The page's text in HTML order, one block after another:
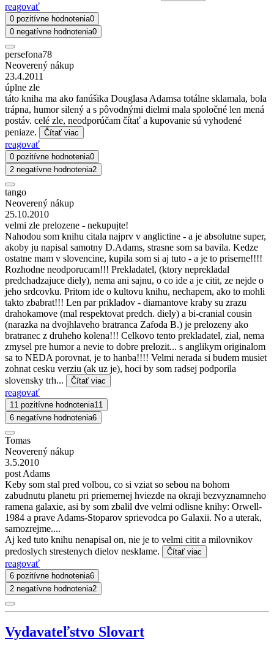
reagovať
0 pozitívne hodnotenia0
0 negatívne hodnotenia0
persefona78
Neoverený nákup
23.4.2011
úplne zle
táto kniha ma ako fanúšika Douglasa Adamsa totálne sklamala, bola
trápna, humor silený a s pôvodnými dielmi mala spoločné len mená
postáv. celé zle, neodporúčam čítať a kupovanie sú vyhodené
peniaze.
Čítať viac
reagovať
0 pozitívne hodnotenia0
2 negatívne hodnotenia2
tango
Neoverený nákup
25.10.2010
velmi zle prelozene - nekupujte!
Nahodou som knihu citala najprv v anglictine - a je absolutne super,
akoby ju napisal samotny D.Adams, strasne som sa bavila. Kedze
ostatne mam v slovencine, kupila som si aj tuto - a je to priserne!!!!
Rozhodne neodporucam!!! Prekladatel, (ktory neprekladal
predchadzajuce diely), nema ani sajnu, o co ide a je citit, ze nejde o
jeho srdcovku. Pritom ide o kultovu knihu, nechapem, ako to mohli
takto zbabrat!!! Len par prikladov - diamantove kraby su zrazu
drahokamove (mal respektovat predch. diely) a bi-cranial cousin
(narazka na dvojhlaveho bratranca Zafoda B.) je prelozeny ako
bratranec z druheho kolena!!! Celkovo tento prekladatel, zial, nema
zmysel pre humor a nevie to dobre prelozit... s anglikym originalom
sa to NEDA porovnat, je to hanba!!!! Velmi nerada si budem musiet
zohnat cesku verziu (ak uz je), hoci by som radsej podporila
slovensky trh...
Čítať viac
reagovať
11 pozitívne hodnotenia11
6 negatívne hodnotenia6
Tomas
Neoverený nákup
3.5.2010
post Adams
Keby som stal pred volbou, co si vziat so sebou na bohom
zabudnutu planetu pri priemernej hviezde na okraji bezvyznamneho
ramena galaxie, asi by som zbalil dve velmi odlisne knihy: Orwell-
1984 a prave Adams-Stoparov sprievodca po Galaxii. No a uterak,
samozrejme....
Aj ked tuto knihu nenapisal on, nie je to velmi citit a milovnikov
predoslych strestenych dielov nesklame.
Čítať viac
reagovať
6 pozitívne hodnotenia6
2 negatívne hodnotenia2
Vydavateľstvo Slovart